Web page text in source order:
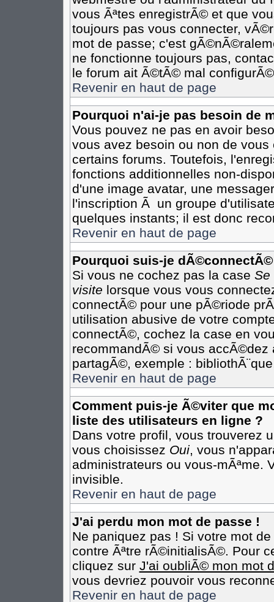
vous Ãªtes enregistrÃ© et que
toujours pas vous connecter,
mot de passe; c'est
ne fonctionne toujours pas,
le forum ait Ã©tÃ© mal
Revenir en haut de page
Pourquoi n'ai-je pas besoin de
Vous pouvez ne pas en avoir
vous avez besoin ou non de
certains forums. Toutefois,
fonctions additionnelles non-
d'une image avatar, une
l'inscription Ã un groupe
quelques instants; il est donc
Revenir en haut de page
Pourquoi suis-je
Si vous ne cochez pas la case Se
visite lorsque vous vous
connectÃ© pour une pÃ©riode
utilisation abusive de votre
connectÃ©, cochez la case en
recommandÃ© si vous accÃ©dez
partagÃ©, exemple :
Revenir en haut de page
Comment puis-je Ã©viter que
liste des utilisateurs en ligne ?
Dans votre profil, vous trouverez
vous choisissez Oui, vous
administrateurs ou vous-mÃªme.
invisible.
Revenir en haut de page
J'ai perdu mon mot de passe !
Ne paniquez pas ! Si votre mot
contre Ãªtre rÃ©initialisÃ©. Pour
cliquez sur J'ai oubliÃ© mon mot
vous devriez pouvoir vous
Revenir en haut de page